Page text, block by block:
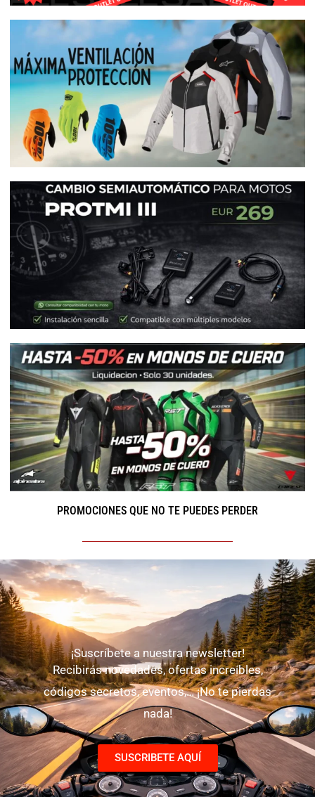
PROMOCIONES QUE NO TE PUEDES PERDER
¡Suscríbete a nuestra newsletter!
Recibirás novedades, ofertas increíbles,
códigos secretos, eventos,… ¡No te pierdas
nada!
SUSCRIBETE AQUÍ